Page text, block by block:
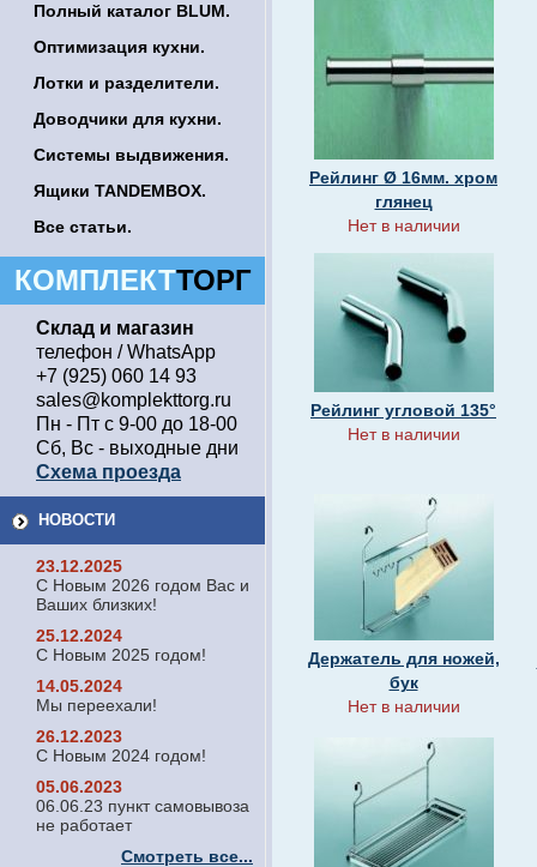
Полный каталог BLUM.
Оптимизация кухни.
Лотки и разделители.
Доводчики для кухни.
Системы выдвижения.
Ящики TANDEMBOX.
Все статьи.
КОМПЛЕКТТОРГ
Склад и магазин
телефон / WhatsApp
+7 (925) 060 14 93
sales@komplekttorg.ru
Пн - Пт с 9-00 до 18-00
Сб, Вс - выходные дни
Схема проезда
НОВОСТИ
23.12.2025
С Новым 2026 годом Вас и
Ваших близких!
25.12.2024
С Новым 2025 годом!
14.05.2024
Мы переехали!
26.12.2023
С Новым 2024 годом!
05.06.2023
06.06.23 пункт самовывоза
не работает
Смотреть все...
Рейлинг Ø 16мм. хром
глянец
Нет в наличии
Рейлинг угловой 135°
Нет в наличии
Держатель для ножей,
бук
Нет в наличии